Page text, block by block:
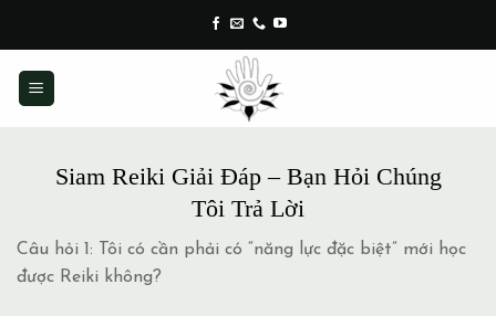
content
Siam Reiki Giải Đáp – Bạn Hỏi Chúng
Tôi Trả Lời
Câu hỏi 1: Tôi có cần phải có “năng lực đặc biệt” mới học
được Reiki không?